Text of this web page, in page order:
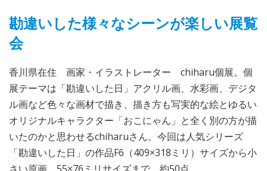
勘違いした様々なシーンが楽しい展覧
会
香川県在住 画家・イラストレーター chiharu個展。個
展テーマは「勘違いした日」アクリル画、水彩画、デジタ
ル画など色々な画材で描き、描き方も写実的な絵とゆるい
オリジナルキャラクター「おこにゃん」と全く別の方が描
いたのかと思わせるchiharuさん。今回は人気シリーズ
「勘違いした日」の作品F6（409×318ミリ）サイズから小